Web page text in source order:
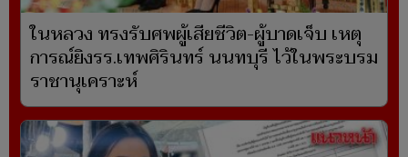
ในหลวง ทรงรับศพผู้เสียชีวิต-ผู้บาดเจ็บ เหตุ
การณ์ยิงรร.เทพศิรินทร์ นนทบุรี ไว้ในพระบรม
ราชานุเคราะห์